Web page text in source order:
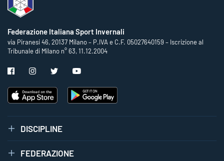
Federazione Italiana Sport Invernali
via Piranesi 46, 20137 Milano – P.IVA e C.F. 05027640159 – Iscrizione al
Tribunale di Milano n° 63, 11.12.2004
DISCIPLINE
FEDERAZIONE